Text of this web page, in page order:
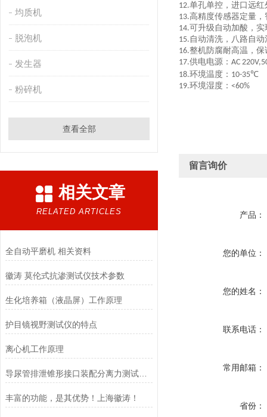
均质机
脱泡机
发生器
粉碎机
查看全部
相关文章
RELATED ARTICLES
全自动平磨机 相关资料
徽涛 莫伦式抗渗测试仪技术参数
生化培养箱（液晶屏）工作原理
护目镜视野测试仪的特点
离心机工作原理
导尿管排泄锥形接口装配分离力测试仪(装配安全性）
丰富的功能，是其优势！上海徽涛！
12.单孔单控，进口远
13.高精度传感器定量
14.可升级自动加酸，
15. 自动清洗，八路自
16.整机防腐耐高温，
17.供电电源： AC
18.环境温度： 10-35℃
19.环境湿度： <60%
留言询价
产品：
您的单位：
您的姓名：
联系电话：
常用邮箱：
省份：